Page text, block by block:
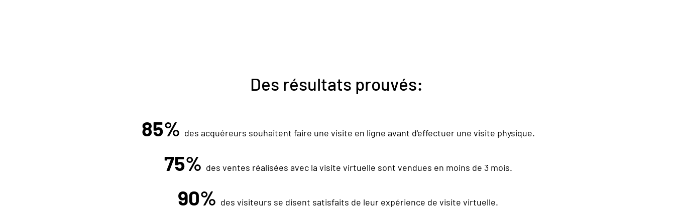
Des résultats prouvés:
85% des acquéreurs souhaitent faire une visite en ligne avant d'effectuer une visite physique.
75% des ventes réalisées avec la visite virtuelle sont vendues en moins de 3 mois.
90% des visiteurs se disent satisfaits de leur expérience de visite virtuelle.